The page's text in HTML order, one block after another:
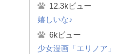
12.3kビュー
嬉しいな♪
6kビュー
少女漫画「エリノア」